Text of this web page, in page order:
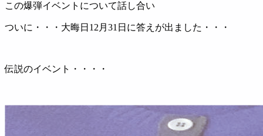
この爆弾イベントについて話し合い
ついに・・・大晦日12月31日に答えが出ました・・・
伝説のイベント・・・・